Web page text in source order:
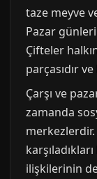
taze meyve
Pazar
Çifteler
parçasıdır
Çarşı ve
zamanda
merkezlerdir.
ilişkilerinin